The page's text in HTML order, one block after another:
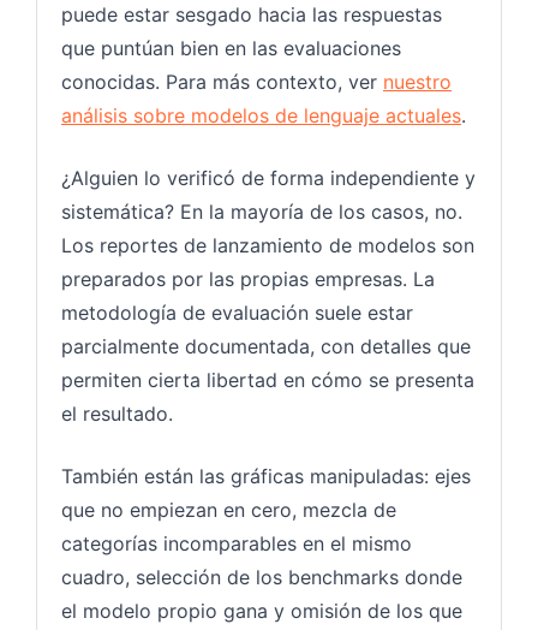
puede estar sesgado hacia las respuestas
que puntúan bien en las evaluaciones
conocidas. Para más contexto, ver nuestro
análisis sobre modelos de lenguaje actuales.
¿Alguien lo verificó de forma independiente y
sistemática? En la mayoría de los casos, no.
Los reportes de lanzamiento de modelos son
preparados por las propias empresas. La
metodología de evaluación suele estar
parcialmente documentada, con detalles que
permiten cierta libertad en cómo se presenta
el resultado.
También están las gráficas manipuladas: ejes
que no empiezan en cero, mezcla de
categorías incomparables en el mismo
cuadro, selección de los benchmarks donde
el modelo propio gana y omisión de los que